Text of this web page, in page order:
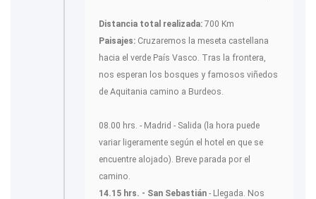
Distancia total realizada: 700 Km
Paisajes: Cruzaremos la meseta castellana
hacia el verde País Vasco. Tras la frontera,
nos esperan los bosques y famosos viñedos
de Aquitania camino a Burdeos.
08.00 hrs. - Madrid - Salida (la hora puede
variar ligeramente según el hotel en que se
encuentre alojado). Breve parada por el
camino.
14.15 hrs. - San Sebastián - Llegada. Nos